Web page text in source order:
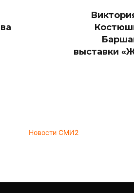
выставки
Новости СМИ2